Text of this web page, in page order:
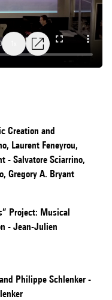
Creation and
Laurent Feneyrou,
- Salvatore Sciarrino,
Gregory A. Bryant
Project: Musical
- Jean-Julien
Philippe Schlenker -